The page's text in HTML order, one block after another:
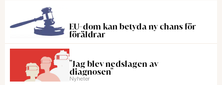
EU-dom kan betyda ny chans för
föräldrar
"Jag blev nedslagen av
diagnosen"
Nyheter